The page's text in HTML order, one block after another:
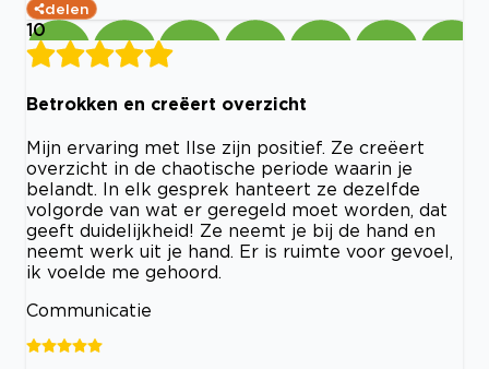
delen
10
Betrokken en creëert overzicht
Mijn ervaring met Ilse zijn positief. Ze creëert
overzicht in de chaotische periode waarin je
belandt. In elk gesprek hanteert ze dezelfde
volgorde van wat er geregeld moet worden, dat
geeft duidelijkheid! Ze neemt je bij de hand en
neemt werk uit je hand. Er is ruimte voor gevoel,
ik voelde me gehoord.
Communicatie